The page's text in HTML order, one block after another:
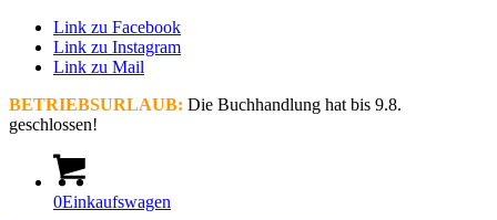
Link zu Facebook
Link zu Instagram
Link zu Mail
BETRIEBSURLAUB: Die Buchhandlung hat bis 9.8.
geschlossen!
0Einkaufswagen